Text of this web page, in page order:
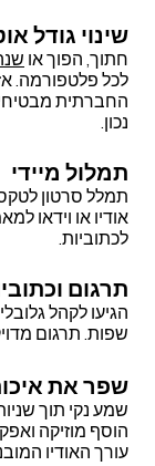
שינוי גודל
חתוך, הפוך או
לכל פלטפורמה.
החברתית
נכון.
תמלול מיידי
תמלל סרטון
אודיו או וידאו
לכתוביות.
תרגום
שפות. תרגום
שפר את
שמע נקי תוך
הוסף מוזיקה
עורך האודיו